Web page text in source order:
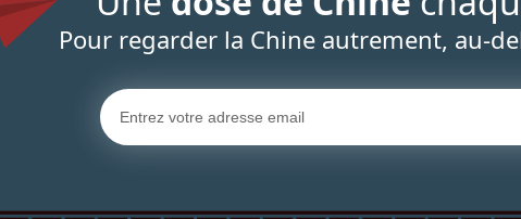
Pour regarder la Chine autrement, au-